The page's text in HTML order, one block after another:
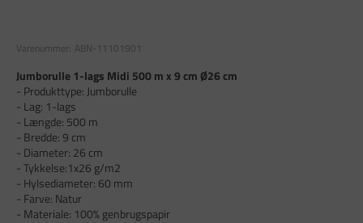
Varenummer: ABN-11101901
Jumborulle 1-lags Midi 500 m x 9 cm Ø26 cm
- Produkttype: Jumborulle
- Lag: 1-lags
- Længde: 500 m
- Bredde: 9 cm
- Diameter: 26 cm
- Tykkelse:1x26 g/m2
- Hylsediameter: 60 mm
- Farve: Natur
- Materiale: 100% genbrugspapir